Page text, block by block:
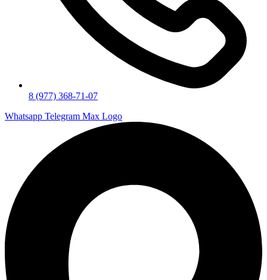
8 (977) 368-71-07
Whatsapp Telegram Max Logo